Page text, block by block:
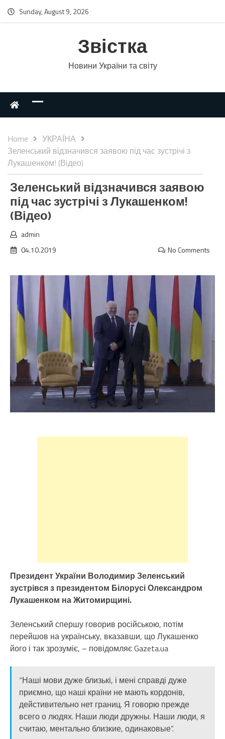
Sunday, August 9, 2026
Звістка
Новини України та світу
Home
УКРАЇНА
Зеленський відзначився заявою під час зустрічі з
Лукашенком! (Відео)
Зеленський відзначився заявою
під час зустрічі з Лукашенком!
(Відео)
admin
04.10.2019
No Comments
Президент України Володимир Зеленський
зустрівся з президентом Білорусі Олександром
Лукашенком на Житомирщині.
Зеленський спершу говорив російською, потім
перейшов на українську, вказавши, що Лукашенко
його і так зрозуміє, – повідомляє Gazeta.ua
“Наші мови дуже близькі, і мені справді дуже
приємно, що наші країни не мають кордонів,
дейстивительно нет границ. Я говорю прежде
всего о людях. Наши люди дружны. Наши люди, я
считаю, ментально близкие, одинаковые”.